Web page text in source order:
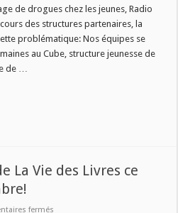
de drogues chez les jeunes, Radio
des structures partenaires, la
problématique: Nos équipes se
au Cube, structure jeunesse de
de …
La Vie des Livres ce
fermés